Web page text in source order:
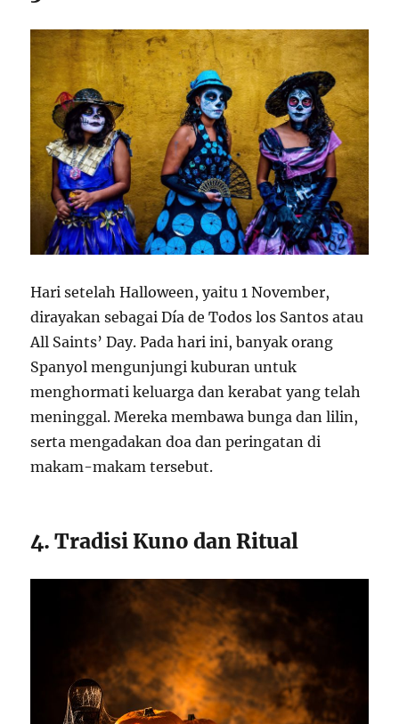
Hari setelah Halloween, yaitu 1 November,
dirayakan sebagai Día de Todos los Santos atau
All Saints’ Day. Pada hari ini, banyak orang
Spanyol mengunjungi kuburan untuk
menghormati keluarga dan kerabat yang telah
meninggal. Mereka membawa bunga dan lilin,
serta mengadakan doa dan peringatan di
makam-makam tersebut.
4. Tradisi Kuno dan Ritual